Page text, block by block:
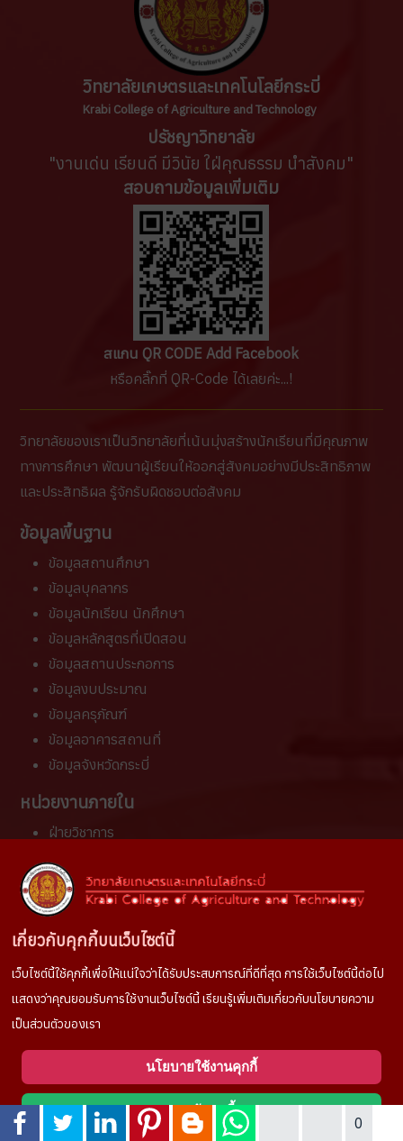
เกี่ยวกับคุกกี้บนเว็บไซต์นี้
เว็บไซต์นี้ใช้คุกกี้เพื่อให้แน่ใจว่าได้รับประสบการณ์ที่ดีที่สุด การใช้เว็บไซต์นี้ต่อไป
แสดงว่าคุณยอมรับการใช้งานเว็บไซต์นี้ เรียนรู้เพิ่มเติมเกี่ยวกับนโยบายความ
เป็นส่วนตัวของเรา
นโยบายใช้งานคุกกี้
ยอมรับคุกกี้
0
วิทยาลัยเกษตรและเทคโนโลยีกระบี่
Krabi College of Agriculture and Technology
ปรัชญาวิทยาลัย
"งานเด่น เรียนดี มีวินัย ใฝ่คุณธรรม นำสังคม"
สอบถามข้อมูลเพิ่มเติม
สแกน QR CODE Add Facebook
หรือคลิ๊กที่ QR-Code ได้เลยค่ะ...!
วิทยาลัยของเราเป็นวิทยาลัยที่เน้นมุ่งสร้างนักเรียนที่มีคุณภาพ
ทางการศึกษา พัฒนาผู้เรียนให้ออกสู่สังคมอย่างมีประสิทธิภาพ
และประสิทธิผล รู้จักรับผิดชอบต่อสังคม
ข้อมูลพื้นฐาน
ข้อมูลสถานศึกษา
ข้อมูลบุคลากร
ข้อมูลนักเรียน นักศึกษา
ข้อมูลหลักสูตรที่เปิดสอน
ข้อมูลสถานประกอการ
ข้อมูลงบประมาณ
ข้อมูลครุภัณฑ์
ข้อมูลอาคารสถานที่
ข้อมูลจังหวัดกระบี่
หน่วยงานภายใน
ฝ่ายวิชาการ
ฝ่ายแผนงานและความร่วมมือ
ฝ่ายบริหารทรัพยากร
แผนกวิชา
พืชศาสตร์
สัตวศาสตร์
ประมง
อุตสาหกรรมเกษตร
บริหารธุรกิจ
สามัญสัมพันธ์